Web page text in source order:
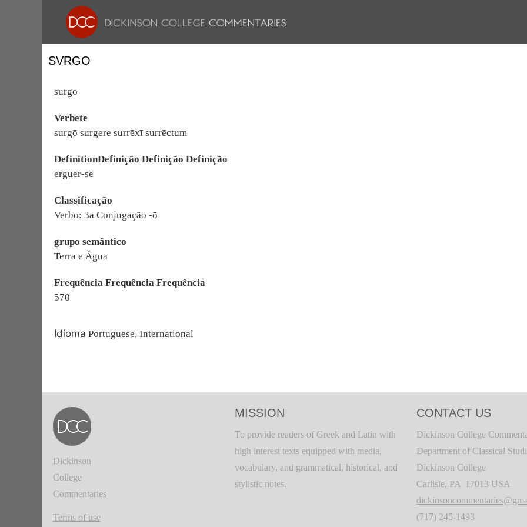
SVRGO
surgo
Verbete
surgō surgere surrēxī surrēctum
DefinitionDefinição Definição Definição
erguer-se
Classificação
Verbo: 3a Conjugação -ō
grupo semântico
Terra e Água
Frequência Frequência Frequência
570
Idioma Portuguese, International
Dickinson
College
Commentaries
Terms of use
MISSION
To provide readers of Greek and Latin with
high interest texts equipped with media,
vocabulary, and grammatical, historical, and
stylistic notes.
CONTACT US
Dickinson College
Department of Classical
Dickinson College
Carlisle, PA 17013 USA
(717) 245-1493